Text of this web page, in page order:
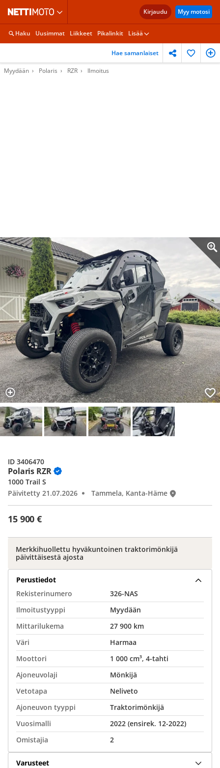
Kirjaudu Myy motosi
Haku Uusimmat Liikkeet Pikalinkit Lisää
Hae samanlaiset
Myydään Polaris RZR Ilmoitus
Polaris RZR
15 900 €
1000 Trail S
Päivitetty 21.07.2026
Tammela, Kanta-Häme
ID 3406470
Merkkihuollettu hyväkuntoinen traktorimönkijä
päivittäisestä ajosta
Perustiedot
Rekisterinumero
326-NAS
Ilmoitustyyppi
Myydään
Mittarilukema
27 900 km
Väri
Harmaa
Moottori
1 000 cm³, 4-tahti
Ajoneuvolaji
Mönkijä
Vetotapa
Neliveto
Ajoneuvon tyyppi
Traktorimönkijä
Vuosimalli
2022 (ensirek. 12-2022)
Omistajia
2
Varusteet